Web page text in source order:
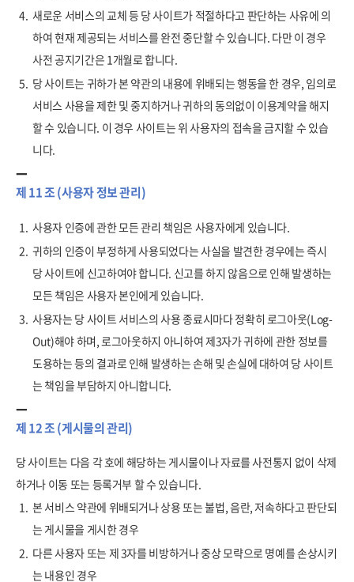
4. 새로운 서비스의 교체 등 당 사이트가 적절하다고 판단하는 사유에 의
하여 현재 제공되는 서비스를 완전 중단할 수 있습니다. 다만 이 경우
사전 공지기간은 1개월로 합니다.
5. 당 사이트는 귀하가 본 약관의 내용에 위배되는 행동을 한 경우, 임의로
서비스 사용을 제한 및 중지하거나 귀하의 동의없이 이용계약을 해지
할 수 있습니다. 이 경우 사이트는 위 사용자의 접속을 금지할 수 있습
니다.
제 11 조 (사용자 정보 관리)
1. 사용자 인증에 관한 모든 관리 책임은 사용자에게 있습니다.
2. 귀하의 인증이 부정하게 사용되었다는 사실을 발견한 경우에는 즉시
당 사이트에 신고하여야 합니다. 신고를 하지 않음으로 인해 발생하는
모든 책임은 사용자 본인에게 있습니다.
3. 사용자는 당 사이트 서비스의 사용 종료시마다 정확히 로그아웃(Log-
Out)해야 하며, 로그아웃하지 아니하여 제3자가 귀하에 관한 정보를
도용하는 등의 결과로 인해 발생하는 손해 및 손실에 대하여 당 사이트
는 책임을 부담하지 아니합니다.
제 12 조 (게시물의 관리)
당 사이트는 다음 각 호에 해당하는 게시물이나 자료를 사전통지 없이 삭제
하거나 이동 또는 등록거부 할 수 있습니다.
1. 본 서비스 약관에 위배되거나 상용 또는 불법, 음란, 저속하다고 판단되
는 게시물을 게시한 경우
2. 다른 사용자 또는 제 3자를 비방하거나 중상 모략으로 명예를 손상시키
는 내용인 경우